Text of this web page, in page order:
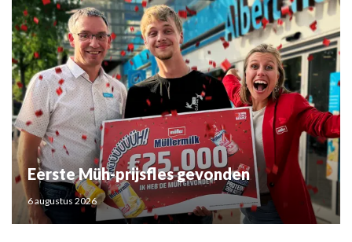
Eerste Müh-prijsfles gevonden
6 augustus 2026